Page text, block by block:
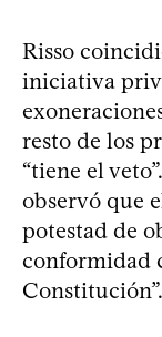
Risso
iniciativa
resto de los
“tiene el
observó que
potestad de
conformidad
Constitución”.